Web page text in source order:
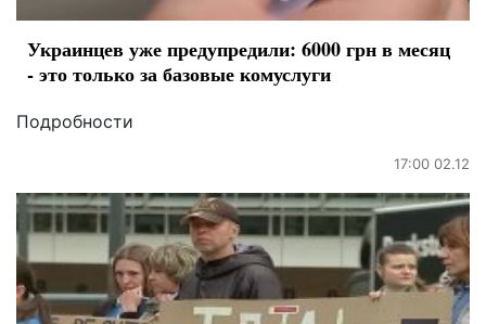
Украинцев уже предупредили: 6000 грн в месяц
- это только за базовые комуслуги
Подробности
17:00 02.12